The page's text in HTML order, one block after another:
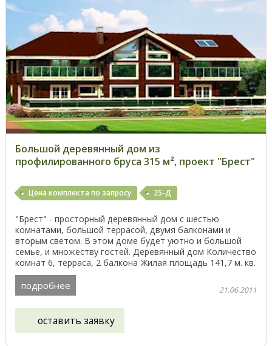
Большой деревянный дом из
профилированного бруса 315 м², проект "Брест"
Цена комплекта по запросу 25-Д
"Брест" - просторный деревянный дом с шестью
комнатами, большой террасой, двумя балконами и
вторым светом. В этом доме будет уютно и большой
семье, и множеству гостей. Деревянный дом Количество
комнат 6, терраса, 2 балкона Жилая площадь 141,7 м. кв.
...
подробнее 21.06.2011
оставить заявку